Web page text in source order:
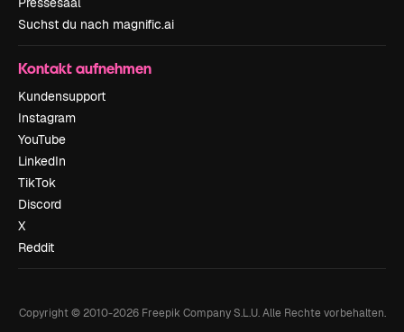
Suchst du nach magnific.ai
Kontakt aufnehmen
Kundensupport
Instagram
YouTube
LinkedIn
TikTok
Discord
X
Reddit
Copyright © 2010-2026Freepik Company S.L.U. Alle Rechte vorbehalten.